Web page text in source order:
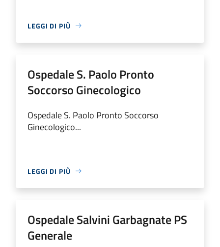
LEGGI DI PIÙ
Ospedale S. Paolo Pronto
Soccorso Ginecologico
Ospedale S. Paolo Pronto Soccorso
Ginecologico...
LEGGI DI PIÙ
Ospedale Salvini Garbagnate PS
Generale